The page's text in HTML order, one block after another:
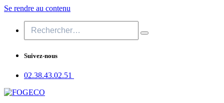
Se rendre au contenu
Suivez-nous
02.38.43​.02.51